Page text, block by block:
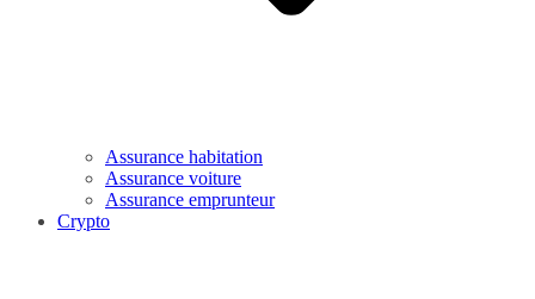
Assurance habitation
Assurance voiture
Assurance emprunteur
Crypto